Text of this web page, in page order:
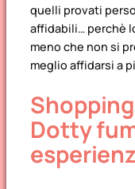
quelli provati
affidabili… perchè
meno che non si
meglio affidarsi a
Dotty